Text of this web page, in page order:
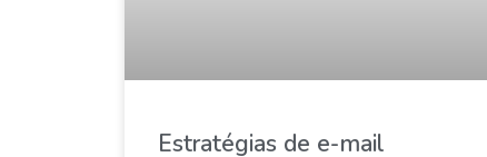
Estratégias de e-mail